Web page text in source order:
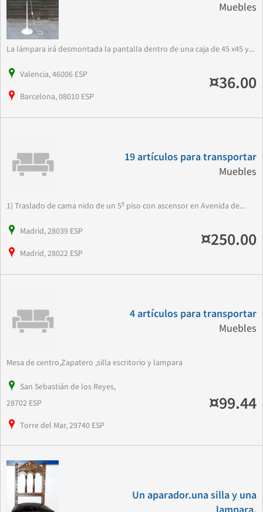
Muebles
La lámpara irá desmontada la pantalla dentro de una caja de 45 x45 y...
Valencia, 46006 ESP
Barcelona, 08010 ESP
¤36.00
19 artículos para transportar
Muebles
1) Traslado de cama nido de un 5º piso con ascensor en Avenida de...
Madrid, 28039 ESP
Madrid, 28022 ESP
¤250.00
4 artículos para transportar
Muebles
Mesa de centro,Zapatero ,silla escritorio y lampara
San Sebastián de los Reyes,
28702 ESP
Torre del Mar, 29740 ESP
¤99.44
Un aparador.una silla y una